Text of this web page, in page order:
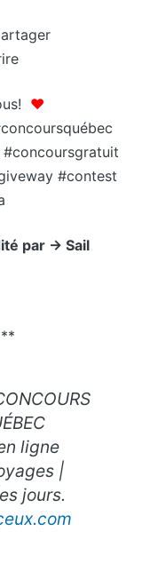
❤
#contest
par -> Sail
ligne
|
jours.